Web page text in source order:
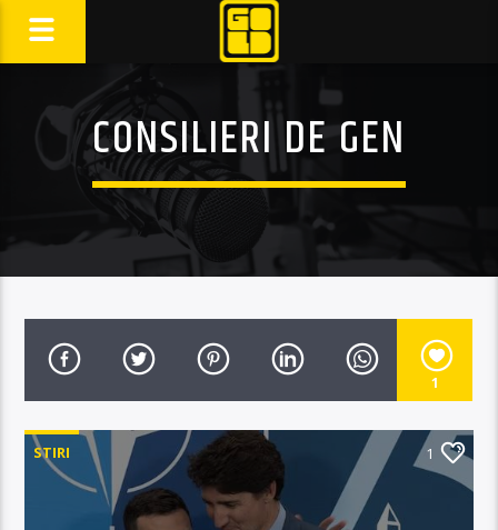
CONSILIERI DE GEN
1
STIRI 1